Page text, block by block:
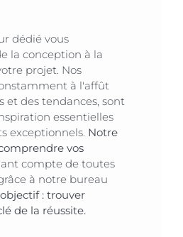
dédié vous
la conception à la
projet. Nos
à l'affût
et des tendances, sont
essentielles
exceptionnels. Notre
vos
compte de toutes
à notre bureau
: trouver
de la réussite.